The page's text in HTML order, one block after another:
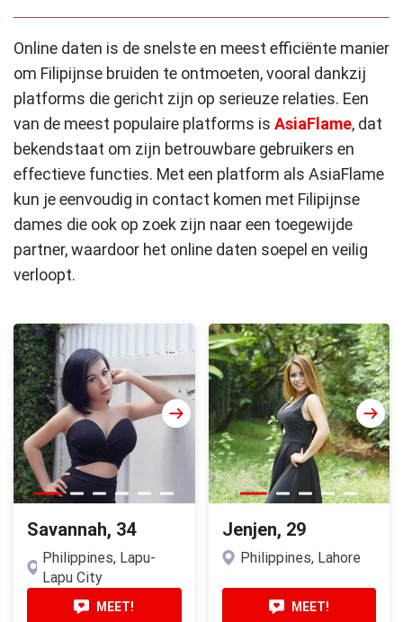
Online daten is de snelste en meest efficiënte manier
om Filipijnse bruiden te ontmoeten, vooral dankzij
platforms die gericht zijn op serieuze relaties. Een
van de meest populaire platforms is AsiaFlame, dat
bekendstaat om zijn betrouwbare gebruikers en
effectieve functies. Met een platform als AsiaFlame
kun je eenvoudig in contact komen met Filipijnse
dames die ook op zoek zijn naar een toegewijde
partner, waardoor het online daten soepel en veilig
verloopt.
Savannah, 34
Philippines, Lapu-
Lapu City
MEET!
Jenjen, 29
Philippines, Lahore
MEET!